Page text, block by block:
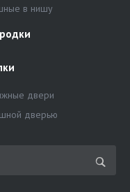
в нишу
двери
дверью